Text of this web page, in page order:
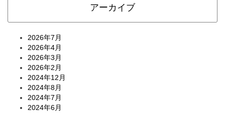
アーカイブ
2026年7月
2026年4月
2026年3月
2026年2月
2024年12月
2024年8月
2024年7月
2024年6月